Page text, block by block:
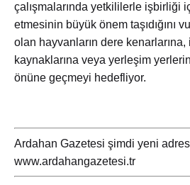
çalışmalarında yetkililerle işbirliği
etmesinin büyük önem taşıdığını
olan hayvanların dere kenarlarına,
kaynaklarına veya yerleşim
önüne geçmeyi hedefliyor.
Ardahan Gazetesi şimdi yeni
www.ardahangazetesi.tr